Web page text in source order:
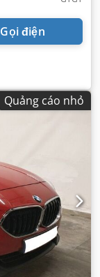
Gọi điện
Quảng cáo nhỏ